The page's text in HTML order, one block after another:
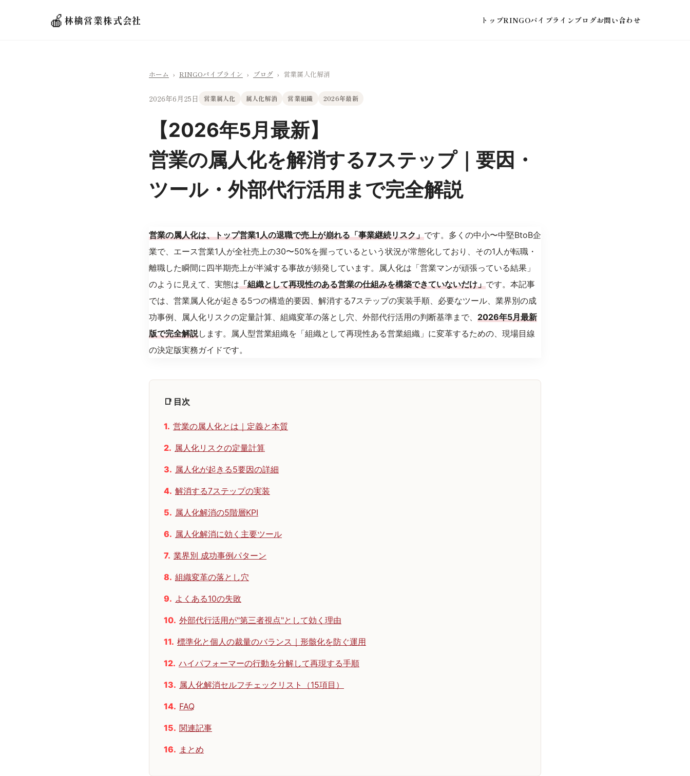
🍎 林檎営業株式会社 トップRINGOパイプライン ブログお問い合わせ
ホーム › RINGOパイプライン › ブログ › 営業属人化解消
2026年6月25日 営業属人化 属人化解消 営業組織 2026年最新
【2026年5月最新】
営業の属人化を解消する7ステップ｜要因・
ツール・外部代行活用まで完全解説
営業の属人化は、トップ営業1人の退職で売上が崩れる「事業継続リスク」です。多くの中小〜中堅BtoB企
業で、エース営業1人が全社売上の30〜50%を握っているという状況が常態化しており、その1人が転職・
離職した瞬間に四半期売上が半減する事故が頻発しています。属人化は「営業マンが頑張っている結果」
のように見えて、実態は「組織として再現性のある営業の仕組みを構築できていないだけ」です。本記事
では、営業属人化が起きる5つの構造的要因、解消する7ステップの実装手順、必要なツール、業界別の成
功事例、属人化リスクの定量計算、組織変革の落とし穴、外部代行活用の判断基準まで、 2026年5月最新
版で完全解説します。属人型営業組織を「組織として再現性ある営業組織」に変革するための、現場目線
の決定版実務ガイドです。
📑 目次
営業の属人化とは｜定義と本質
属人化リスクの定量計算
属人化が起きる5要因の詳細
解消する7ステップの実装
属人化解消の5階層KPI
属人化解消に効く主要ツール
業界別 成功事例パターン
組織変革の落とし穴
よくある10の失敗
外部代行活用が"第三者視点"として効く理由
標準化と個人の裁量のバランス｜形骸化を防ぐ運用
ハイパフォーマーの行動を分解して再現する手順
属人化解消セルフチェックリスト（15項目）
FAQ
関連記事
まとめ